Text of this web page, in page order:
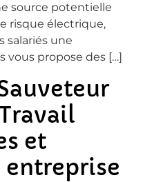
source potentielle
risque électrique,
salariés une
vous propose des […]
et